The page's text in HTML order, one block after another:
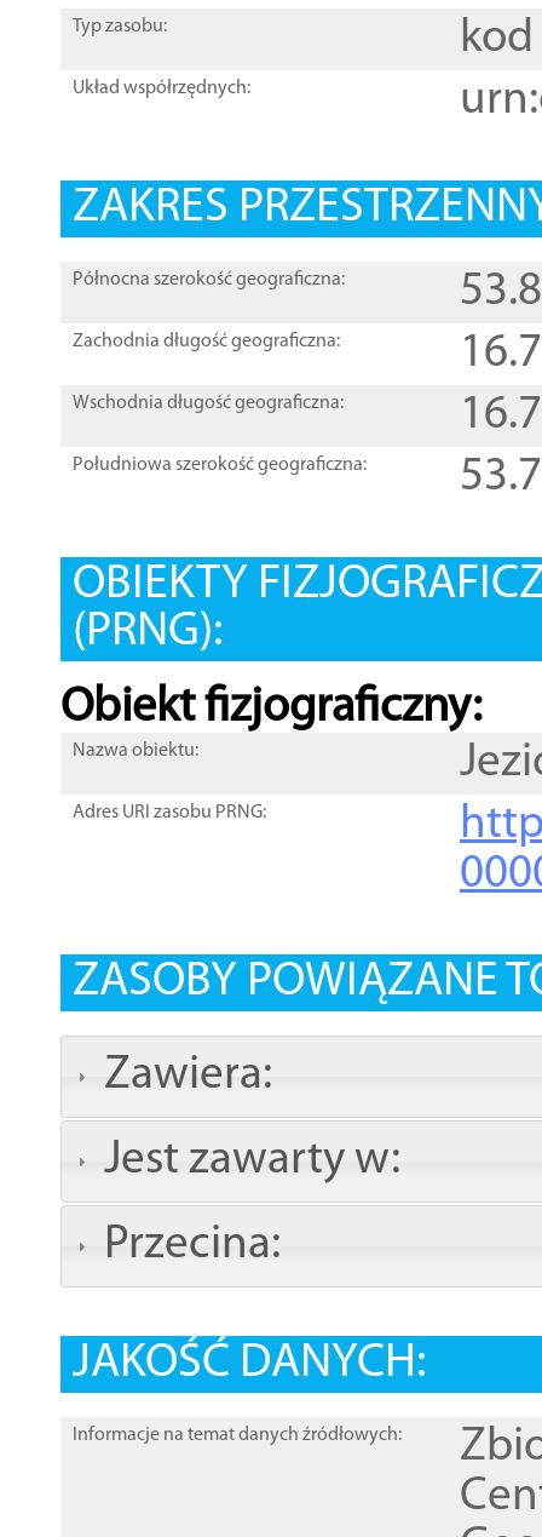
Typ zasobu: kod
Układ współrzędnych:
ZAKRES
Północna szerokość geograficzna:
Zachodnia długość geograficzna:
Wschodnia długość geograficzna:
Południowa szerokość geograficzna:
OBIEKTY
(PRNG):
Obiekt fizjograficzny:
Nazwa obiektu:
Adres URI zasobu PRNG:
ZASOBY POWIĄZANE
Zawiera:
Jest zawarty w:
Przecina:
JAKOŚĆ DANYCH:
Informacje na temat danych źródłowych: